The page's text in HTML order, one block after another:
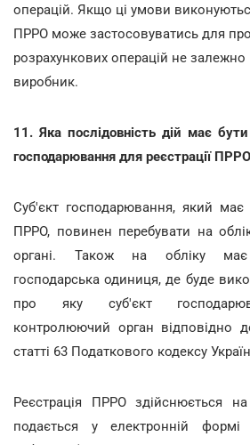
операцій. Якщо ці умови
ПРРО може застосовуватись для
розрахункових операцій не залежно
виробник.
11. Яка послідовність дій має
господарювання для реєстрації
Суб'єкт господарювання, який має
ПРРО, повинен перебувати на
органі. Також на обліку має
господарська одиниця, де буде
про яку суб'єкт
контролюючий орган відповідно
статті 63 Податкового кодексу
Реєстрація ПРРО здійснюється
подається у електронній формі